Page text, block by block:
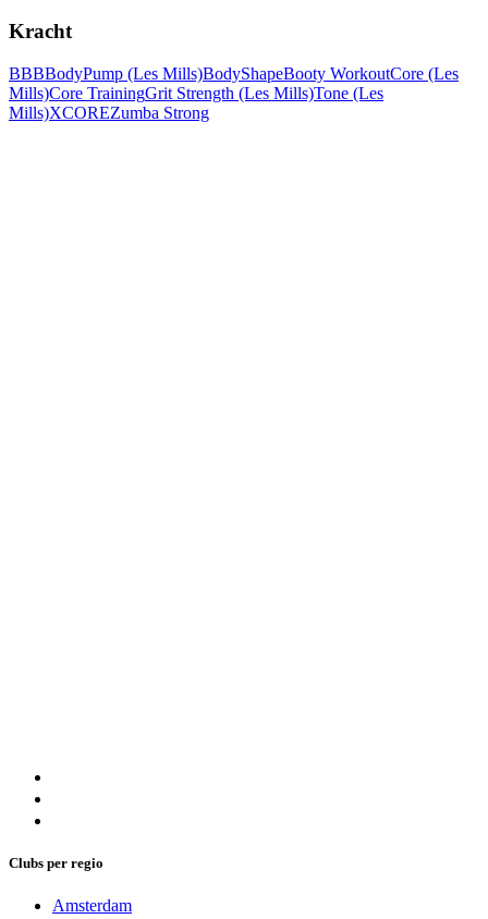
Kracht
BBBBodyPump (Les Mills)BodyShapeBooty WorkoutCore (Les
Mills)Core TrainingGrit Strength (Les Mills)Tone (Les
Mills)XCOREZumba Strong
Clubs per regio
Amsterdam